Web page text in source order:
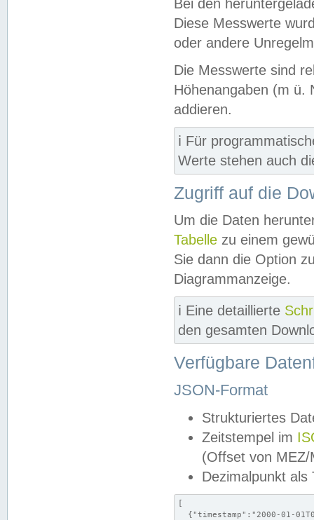
Bei den
Diese Messwerte
oder andere
Die Messwerte sind
Höhenangaben (m ü.
addieren.
ℹ️ Für
Werte stehen auch
Zugriff auf die
Um die Daten
Tabelle zu einem
Sie dann die Option
Diagrammanzeige.
ℹ️ Eine detaillierte
den gesamten
Verfügbare
JSON-Format
Strukturiertes
Zeitstempel im
(Offset von MEZ/
Dezimalpunkt als
[
{"timestamp":"2000-01-